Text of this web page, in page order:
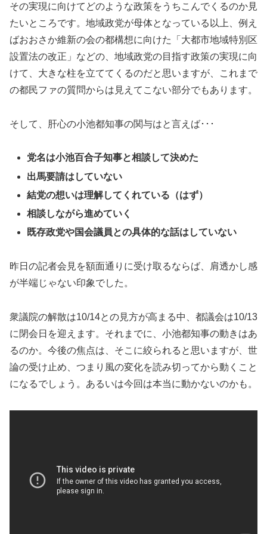
その実現に向けてどのような政策をうちこんでくるのか見
たいところです。地域政党が母体となっている以上、例え
ばおおさか維新の会の都構想に向けた「大都市地域特別区
設置法の改正」などの、地域政党の目指す政策の実現に向
けて、大きな柱を立ててくるのだと思いますが、これまで
の都民ファの質問からは見えてこない部分でもあります。
そして、肝心の小池都知事の関与はと言えば･･･
党名は小池百合子知事と相談して決めた
出馬要請はしていない
結党の想いは理解してくれている（はず）
相談しながら進めていく
既存政党や国会議員との具体的な話はしていない
昨日の記者会見を額面通りに受け取るならば、肩透かし感
が半端じゃない印象でした。
衆議院の解散は10/14との見方が高まる中、都議会は10/13
に閉会日を迎えます。それまでに、小池都知事の動きはあ
るのか。今後の焦点は、そこに絞られると思いますが、世
論の受け止め、つまり風の変化を読み切ってから動くこと
になるでしょう。あるいは今回は本当に動かないのかも。